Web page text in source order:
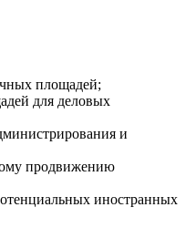
площадей;
для деловых
и
продвижению
иностранных